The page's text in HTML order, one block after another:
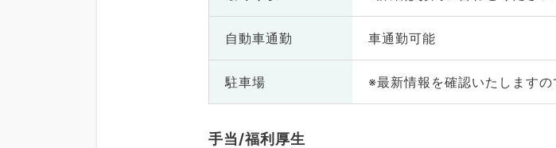
自動車通勤 車通勤可能
駐車場 ※最新情報を確認いたします
手当/福利厚生